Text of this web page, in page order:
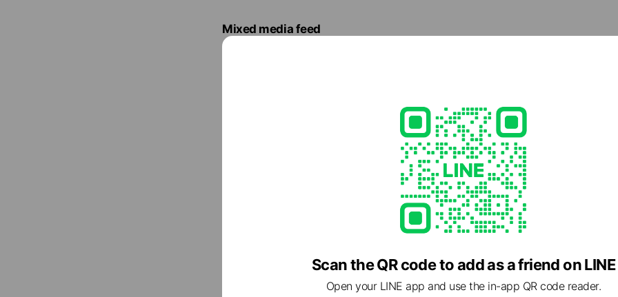
Mixed media feed
Scan the QR code to add as a friend on LINE
Open your LINE app and use the in-app QR code reader.